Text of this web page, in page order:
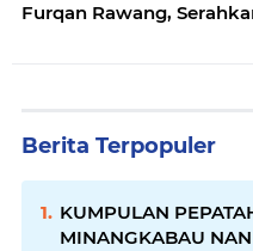
Furqan Rawang,
Berita Terpopuler
KUMPULAN
MINANGKABAU